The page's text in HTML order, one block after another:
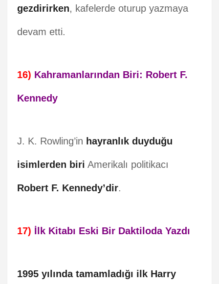
gezdirirken, kafelerde oturup yazmaya
devam etti.
16) Kahramanlarından Biri: Robert F.
Kennedy
J. K. Rowling’in hayranlık duyduğu
isimlerden biri Amerikalı politikacı
Robert F. Kennedy’dir.
17) İlk Kitabı Eski Bir Daktiloda Yazdı
1995 yılında tamamladığı ilk Harry